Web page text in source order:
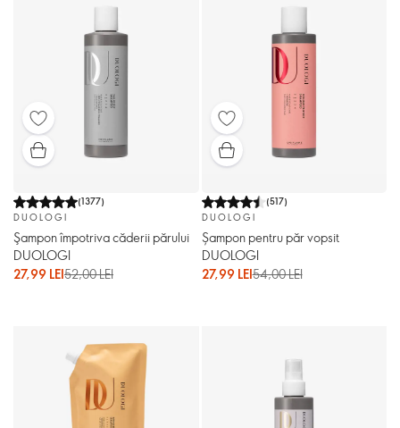
(1377)
DUOLOGI
Şampon împotriva căderii părului
DUOLOGI
27,99 LEI52,00 LEI
(517)
DUOLOGI
Șampon pentru păr vopsit
DUOLOGI
27,99 LEI54,00 LEI